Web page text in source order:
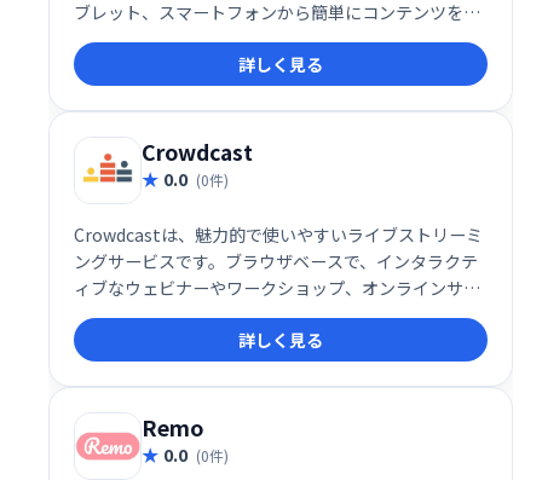
ブレット、スマートフォンから簡単にコンテンツを共
有できます。アプリをダウンロードするだけで、面倒
な設定なしにストリーミングを開始。手軽に画面共有
を実現し、会議やプレゼンテーションを効率化しま
す。
詳しく見る
Crowdcast
0.0 (0件)
Crowdcastは、魅力的で使いやすいライブストリーミ
ングサービスです。ブラウザベースで、インタラクテ
ィブなウェビナーやワークショップ、オンラインサミ
ットなどを簡単に開催できます。ライブチャット、投
票、Q＆A機能で参加者とリアルタイムに交流し、イベ
ントデータや分析も取得可能。集客からエンゲージメ
ントまで、効果的なオンラインイベント運営を支援し
ます。
詳しく見る
Remo
0.0 (0件)